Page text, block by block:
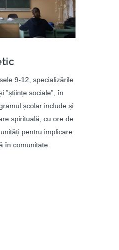
9-12, specializările
”științe sociale”, în
școlar include și
spirituală, cu ore de
pentru implicare
în comunitate.